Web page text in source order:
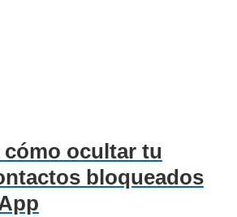
cómo ocultar tu
bloqueados